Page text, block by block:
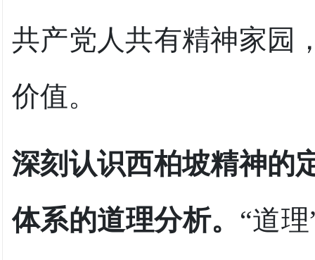
共产党人共有精神家园
价值。
深刻认识西柏坡精神的
体系的道理分析。 “道